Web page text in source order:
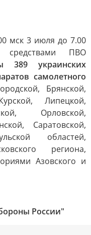
мск 3 июля до 7.00
ПВО
389 украинских
самолетного
Брянской,
Липецкой,
Орловской,
Саратовской,
областей,
региона,
Азовского и
России"